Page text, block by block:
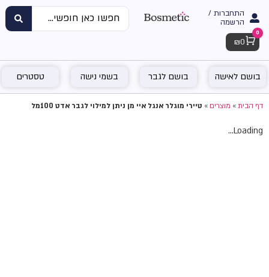
התחברות /
הרשמה
Cart
0
₪ 0
בושם לאישה בושם לגבר בשמי נישה טסטרים
דף הבית»מוצרים»טיירי מוגלר אנגל איי מן ניתן למילוי לגבר אדט 100מל
Loading...